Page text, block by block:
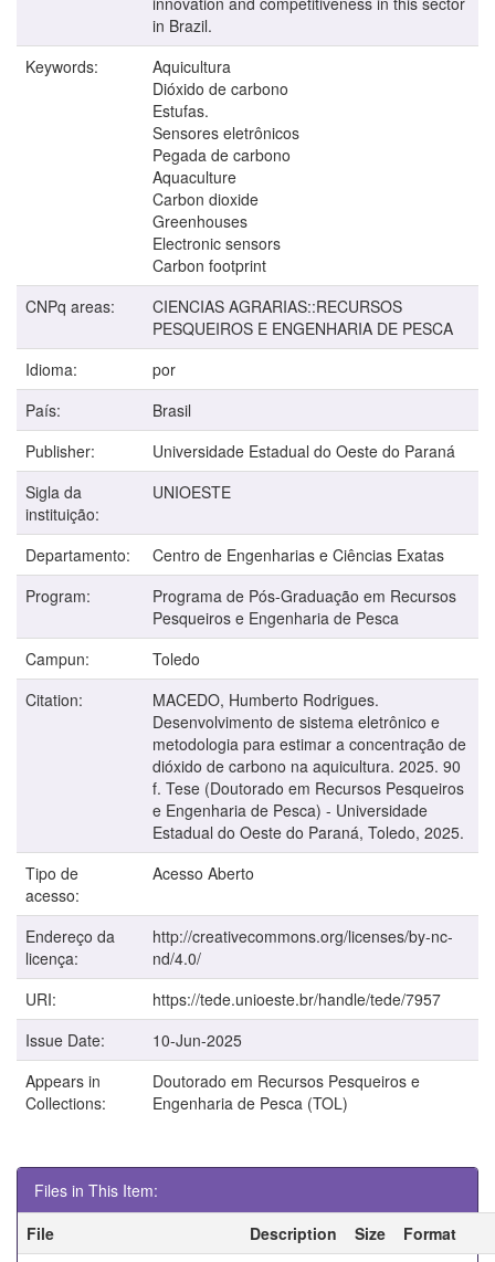
in Brazil.
Keywords:
Aquicultura
Dióxido de carbono
Estufas.
Sensores eletrônicos
Pegada de carbono
Aquaculture
Carbon dioxide
Greenhouses
Electronic sensors
Carbon footprint
CNPq areas:
CIENCIAS AGRARIAS::RECURSOS
PESQUEIROS E ENGENHARIA DE PESCA
Idioma:
por
País:
Brasil
Publisher:
Universidade Estadual do Oeste do Paraná
Sigla da
instituição:
UNIOESTE
Departamento:
Centro de Engenharias e Ciências Exatas
Program:
Programa de Pós-Graduação em Recursos
Pesqueiros e Engenharia de Pesca
Campun:
Toledo
Citation:
MACEDO, Humberto Rodrigues.
Desenvolvimento de sistema eletrônico e
metodologia para estimar a concentração de
dióxido de carbono na aquicultura. 2025. 90
f. Tese (Doutorado em Recursos Pesqueiros
e Engenharia de Pesca) - Universidade
Estadual do Oeste do Paraná, Toledo, 2025.
Tipo de
acesso:
Acesso Aberto
Endereço da
licença:
http://creativecommons.org/licenses/by-nc-
nd/4.0/
URI:
https://tede.unioeste.br/handle/tede/7957
Issue Date:
10-Jun-2025
Appears in
Collections:
Doutorado em Recursos Pesqueiros e
Engenharia de Pesca (TOL)
Files in This Item:
File
Description Size
Format